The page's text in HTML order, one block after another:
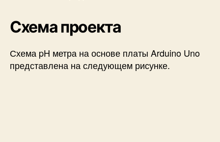
Схема проекта
Схема pH метра на основе платы Arduino Uno
представлена на следующем рисунке.